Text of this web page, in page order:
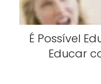
É Possível
Educar